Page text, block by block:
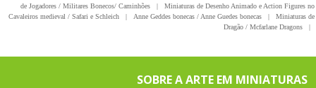
de Jogadores / Militares Bonecos/ Caminhões
|
Miniaturas de Desenho Animado e Action Figures
Cavaleiros medieval / Safari e Schleich
| Anne Geddes bonecas / Anne Guedes bonecas |
Miniaturas
Dragão / Mcfarlane Dragons
|
SOBRE A ARTE EM MINIATURAS